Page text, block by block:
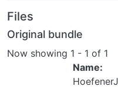
Files
Original bundle
Now showing 1 - 1 of 1
Name: